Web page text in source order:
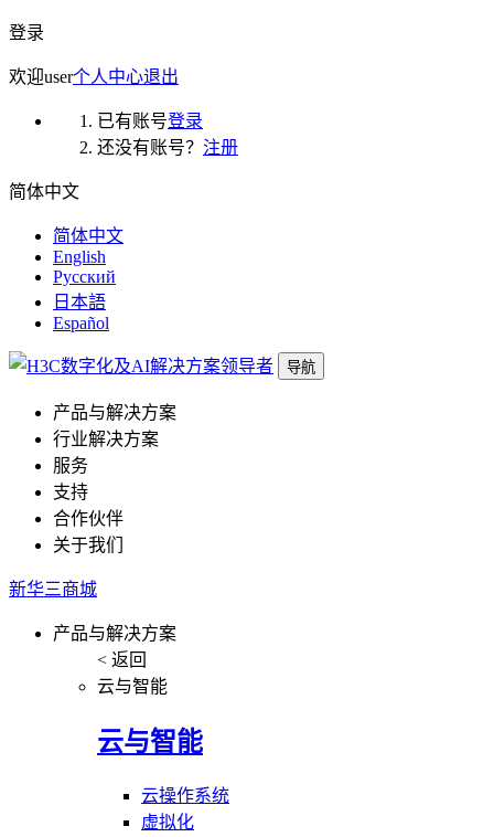
登录
欢迎user个人中心退出
已有账号登录
还没有账号？ 注册
简体中文
简体中文
English
Русский
日本語
Español
导航
产品与解决方案
行业解决方案
服务
支持
合作伙伴
关于我们
新华三商城
产品与解决方案
< 返回
云与智能
云与智能
云操作系统
虚拟化